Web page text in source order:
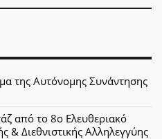
της Αυτόνομης Συνάντησης
από το 8ο Ελευθεριακό
& Διεθνιστικής Αλληλεγγύης